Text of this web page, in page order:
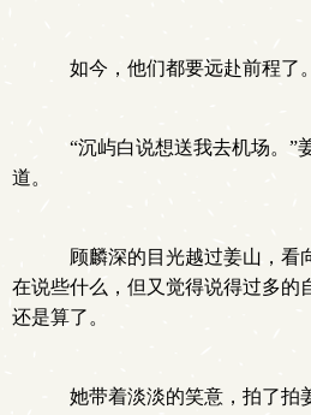
如今，他们都要远赴前程了。
“沉屿白说想送我去机场。”
道。
顾麟深的目光越过姜山，看
在说些什么，但又觉得说得过多的
还是算了。
她带着淡淡的笑意，拍了拍